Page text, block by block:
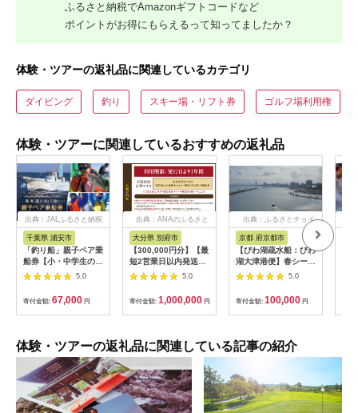
ふるさと納税でAmazonギフトコードなど
ポイントがお得にもらえるって知ってましたか？
体験・ツアーの返礼品に関連しているカテゴリ
ダイビング 釣り スキー場・リフト券 ゴルフ場利用権
体験・ツアーに関連しているおすすめの返礼品
出典：JALふるさと納税
千葉県 浦安市
「釣り船」親子ペア乗
船券【小・中学生のお
子様】
5.0
寄付金額: 67,000 円
出典：ANAのふるさと
大分県 別府市
【300,000円分】【最
短2営業日以内発送】
別府市内の旅館やホテ
助券 楽しい旅の思い
出を！ 宿泊券 大分県
別府市 3000円 15000
円 30万円 ホテル 旅
館 温泉 旅行 観光 ト
ケット クーポン 宿泊
お泊り 別府温泉 別府
観光 地獄めぐり 旅 お
すすめ 人気 体験型 節
5.0
寄付金額: 1,000,000 円
出典：ふるさとチョイ
京都 府京都市
【びわ湖疏水船：びわ
湖大津港便】春シーズ
ン先行予約権（２名様
5.0
寄付金額: 100,000 円
体験・ツアーの返礼品に関連している記事の紹介